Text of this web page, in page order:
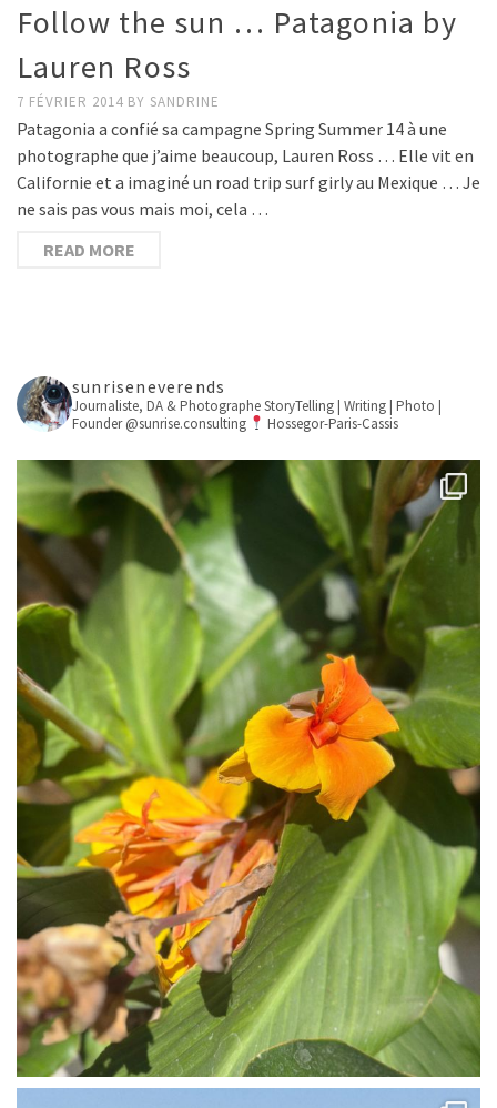
Follow the sun … Patagonia by
Lauren Ross
7 FÉVRIER 2014 BY SANDRINE
Patagonia a confié sa campagne Spring Summer 14 à une
photographe que j’aime beaucoup, Lauren Ross … Elle vit en
Californie et a imaginé un road trip surf girly au Mexique … Je
ne sais pas vous mais moi, cela …
READ MORE
sunriseneverends
Journaliste, DA & PhotographeStoryTelling | Writing | Photo |
Founder @sunrise.consulting
Hossegor-Paris-Cassis